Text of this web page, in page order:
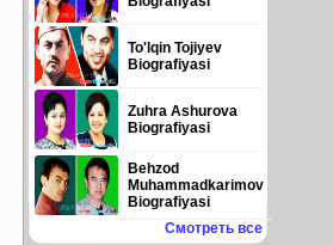
To'lqin Tojiyev
Biografiyasi
Zuhra Ashurova
Biografiyasi
Behzod
Muhammadkarimov
Biografiyasi
Смотреть все